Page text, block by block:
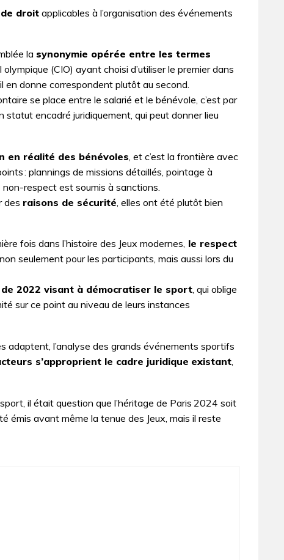
droit applicables à l’organisation des événements
la synonymie opérée entre les termes
(CIO) ayant choisi d’utiliser le premier dans
en donne correspondent plutôt au second.
se place entre le salarié et le bénévole, c’est par
statut encadré juridi­quement, qui peut donner lieu
en réalité des bénévoles , et c’est la frontière avec
: plannings de missions détaillés, pointage à
respect est soumis à sanctions.
des raisons de sécurité , elles ont été plutôt bien
fois dans l’histoire des Jeux modernes, le respect
seulement pour les participants, mais aussi lors du
2022 visant à démocratiser le sport, qui oblige
sur ce point au niveau de leurs instances
adaptent, l’analyse des grands événements sportifs
s’approprient le cadre juridique existant
il était question que l’héritage de Paris 2024 soit
émis avant même la tenue des Jeux, mais il reste